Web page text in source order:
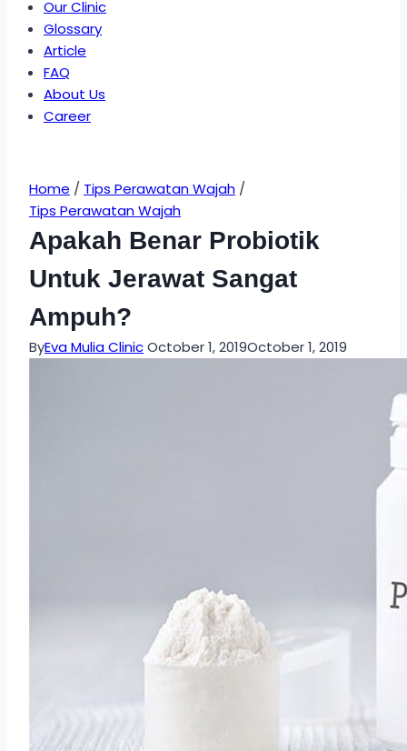
Our Clinic
Glossary
Article
FAQ
About Us
Career
Home / Tips Perawatan Wajah /
Tips Perawatan Wajah
Apakah Benar Probiotik
Untuk Jerawat Sangat
Ampuh?
ByEva Mulia ClinicOctober 1, 2019October 1, 2019